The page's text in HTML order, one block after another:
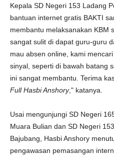
Kepala SD Negeri 153 Ladang
bantuan internet gratis BAKTI
membantu melaksanakan KBM
sangat sulit di dapat guru-guru
mau absen online, kami
sinyal, seperti di bawah batang
ini sangat membantu. Terima
Full Hasbi Anshory," katanya.
Usai mengunjungi SD Negeri
Muara Bulian dan SD Negeri
Bajubang, Hasbi Anshory
pengawasan pemasangan